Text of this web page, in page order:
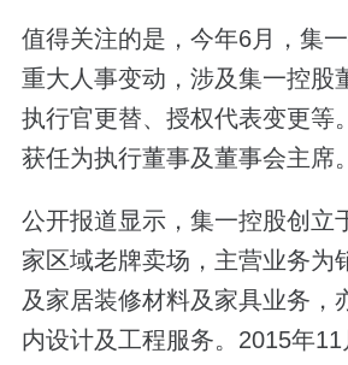
值得关注的是，今年6月，集
重大人事变动，涉及集一控股
执行官更替、授权代表变更等
获任为执行董事及董事会主席。
公开报道显示，集一控股创立
家区域老牌卖场，主营业务为
及家居装修材料及家具业务，
内设计及工程服务。2015年